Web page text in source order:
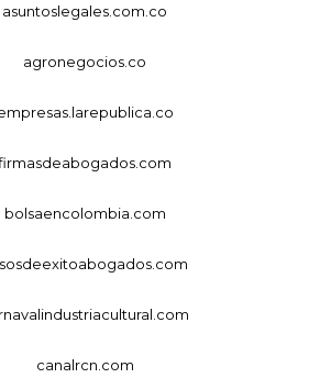
asuntoslegales.com.co
agronegocios.co
bolsaencolombia.com
canalrcn.com